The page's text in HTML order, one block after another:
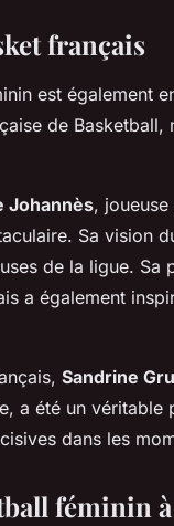
français
est également
de
Johannès, joueuse
Sa vision
de la ligue.
a également
Sandrine
a été un
dans les
féminin